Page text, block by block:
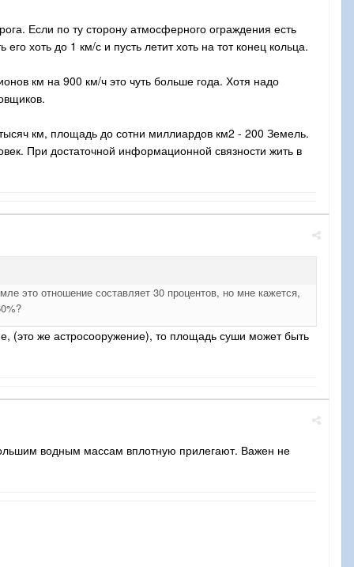
Если по ту сторону атмосферного ограждения есть
хоть до 1 км/с и пусть летит хоть на тот конец кольца.
км на 900 км/ч это чуть больше года. Хотя надо
км, площадь до сотни миллиардов км2 - 200 Земель.
При достаточной информационной связности жить в
это отношение составляет 30 процентов, но мне кажется,
(это же астросооружение), то площадь суши может быть
водным массам вплотную прилегают. Важен не